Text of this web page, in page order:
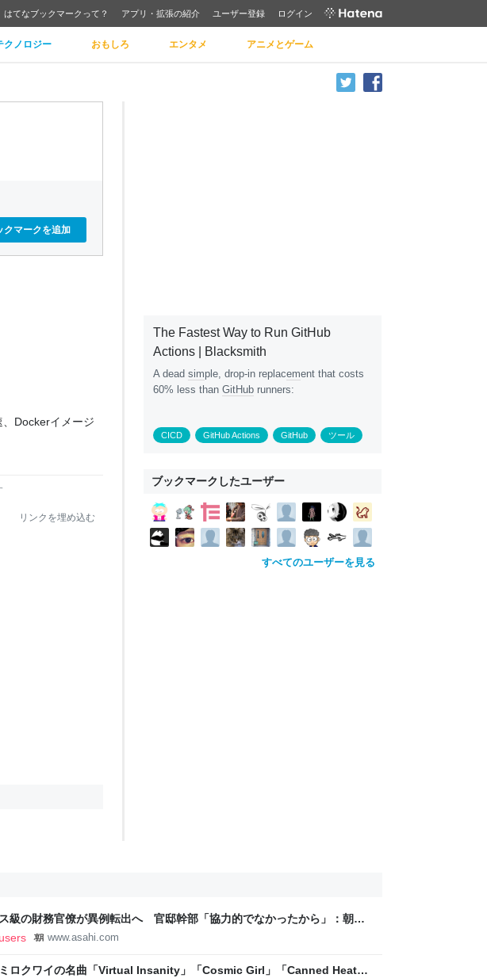
はてなブックマークって？ アプリ・拡張の紹介 ユーザー登録 ログイン
クノロジー おもしろ エンタメ アニメとゲーム
クマークを追加
Dockerイメージ
リンクを埋め込む
The Fastest Way to Run GitHub
Actions | Blacksmith
A dead simple, drop-in replacement that costs
60% less than GitHub runners:
CICD GitHub Actions GitHub ツール
ブックマークしたユーザー
すべてのユーザーを見る
級の財務官僚が異例転出へ 官邸幹部「協力的でなかったから」：朝日
www.asahi.com
ロクワイの名曲「Virtual Insanity」「Cosmic Girl」「Canned Heat」